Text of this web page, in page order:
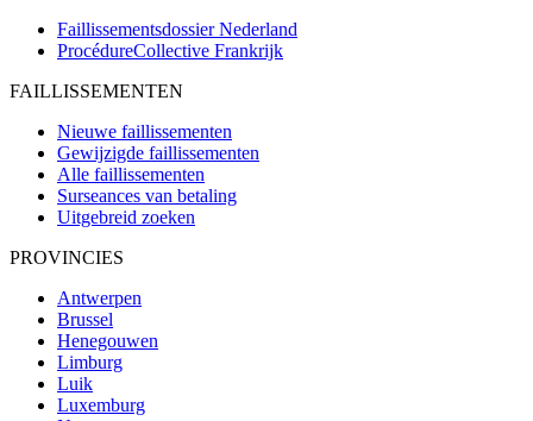
Faillissementsdossier Nederland
ProcédureCollective Frankrijk
FAILLISSEMENTEN
Nieuwe faillissementen
Gewijzigde faillissementen
Alle faillissementen
Surseances van betaling
Uitgebreid zoeken
PROVINCIES
Antwerpen
Brussel
Henegouwen
Limburg
Luik
Luxemburg